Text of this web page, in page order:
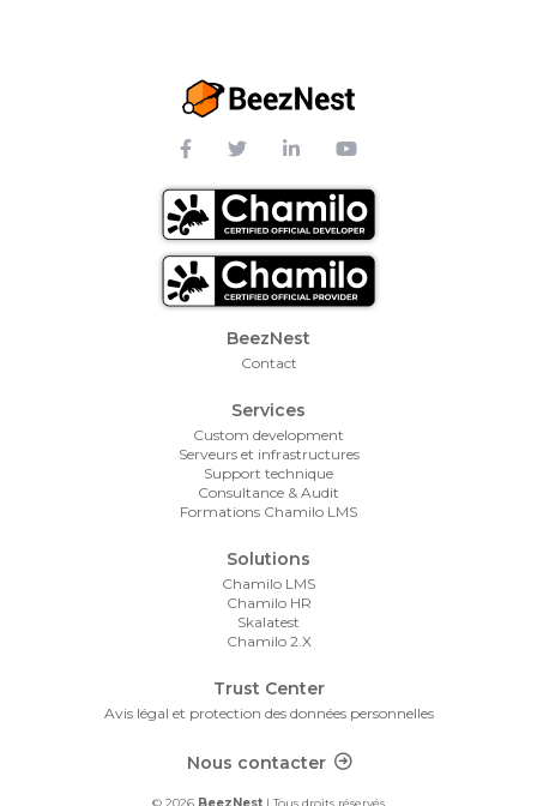
Footer Menu
BeezNest
Contact
Services
Custom development
Serveurs et infrastructures
Support technique
Consultance & Audit
Formations Chamilo LMS
Solutions
Chamilo LMS
Chamilo HR
Skalatest
Chamilo 2.X
Trust Center
Avis légal et protection des données personnelles
Footer ContactNous contacter